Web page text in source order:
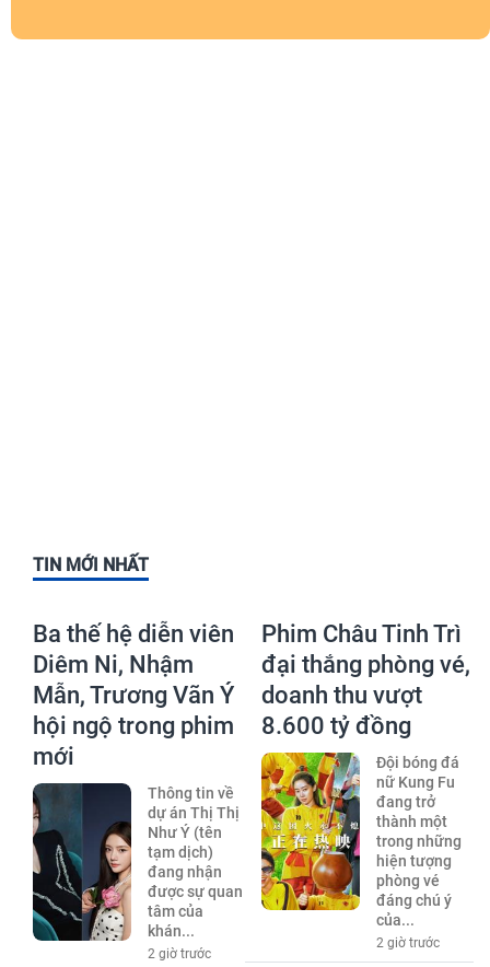
TIN MỚI NHẤT
Ba thế hệ diễn viên
Diêm Ni, Nhậm
Mẫn, Trương Vãn Ý
hội ngộ trong phim
mới
Thông tin về
dự án Thị Thị
Như Ý (tên
tạm dịch)
đang nhận
được sự quan
tâm của
khán...
2 giờ trước
Phim Châu Tinh Trì
đại thắng phòng vé,
doanh thu vượt
8.600 tỷ đồng
Đội bóng đá
nữ Kung Fu
đang trở
thành một
trong những
hiện tượng
phòng vé
đáng chú ý
của...
2 giờ trước